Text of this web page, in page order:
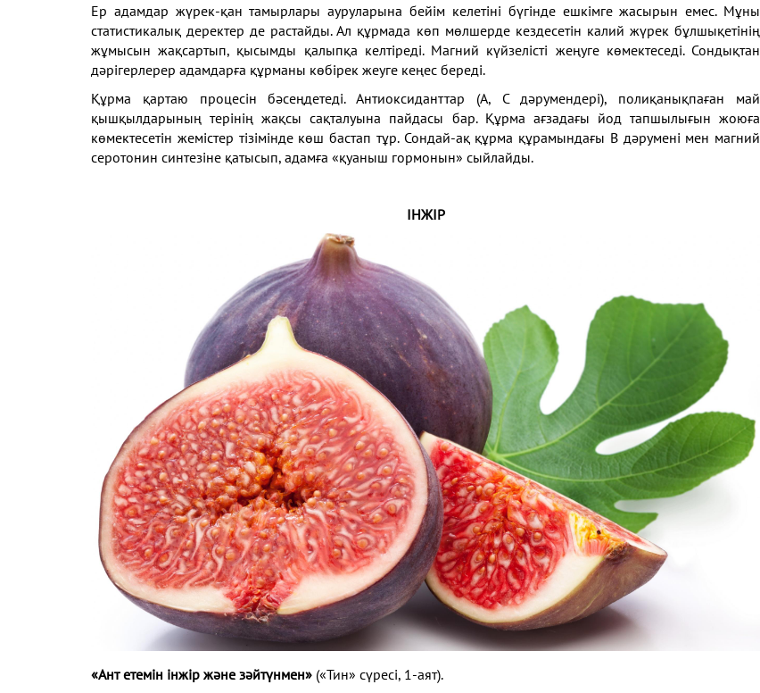
Ер адамдар жүрек-қан тамырлары ауруларына бейім келетіні бүгінде ешкімге жасырын емес. Мұны
статистикалық деректер де растайды. Ал құрмада көп мөлшерде кездесетін калий жүрек бұлшықетінің
жұмысын жақсартып, қысымды қалыпқа келтіреді. Магний күйзелісті жеңуге көмектеседі. Сондықтан
дәрігерлерер адамдарға құрманы көбірек жеуге кеңес береді.
Құрма қартаю процесін бәсеңдетеді. Антиоксиданттар (А, С дәрумендері), полиқанықпаған май
қышқылдарының терінің жақсы сақталуына пайдасы бар. Құрма ағзадағы йод тапшылығын жоюға
көмектесетін жемістер тізімінде көш бастап тұр. Сондай-ақ құрма құрамындағы В дәрумені мен магний
серотонин синтезіне қатысып, адамға «қуаныш гормонын» сыйлайды.
ІНЖІР
«Ант етемін інжір және зәйтүнмен» («Тин» сүресі, 1-аят).